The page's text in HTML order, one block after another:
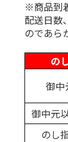
※商品到
配送日数
のであら
の
御中
御中元
のし